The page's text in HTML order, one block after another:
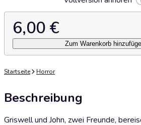
6,00 €
Zum Warenkorb
Startseite Horror
Beschreibung
Griswell und John, zwei Freunde,